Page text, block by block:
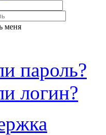
меня
пароль?
логин?